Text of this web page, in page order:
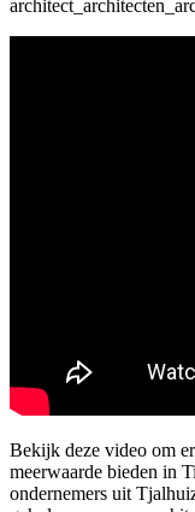
Bekijk deze video om
meerwaarde bieden in
ondernemers uit